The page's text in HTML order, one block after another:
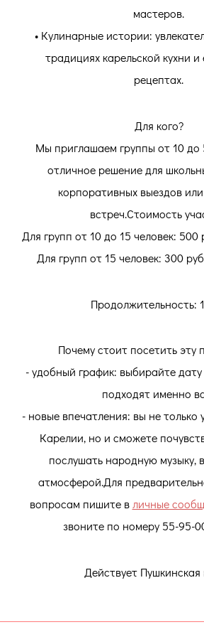
мастеров.
• Кулинарные истории:
традициях карельской кухни
рецептах.
Для кого?
Мы приглашаем группы от 10 до
отличное решение для
корпоративных выездов
встреч.Стоимость
Для групп от 10 до 15 человек: 500
Для групп от 15 человек: 300
Продолжительность:
Почему стоит посетить эту
- удобный график: выбирайте
подходят именно
- новые впечатления: вы не только
Карелии, но и сможете
послушать народную музыку,
атмосферой.Для
вопросам пишите в личные
звоните по номеру 55-95-
Действует Пушкинская